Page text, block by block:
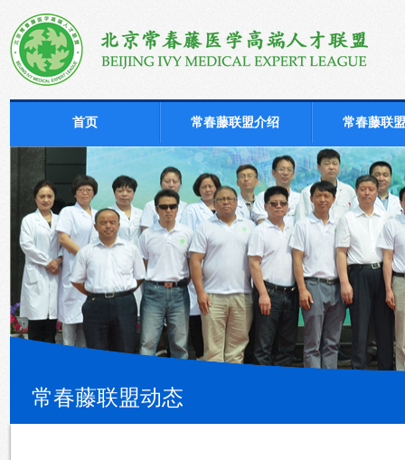
首页 常春藤联盟介绍 常春藤联
常春藤联盟动态